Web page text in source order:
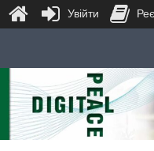
Skip to content
Увійти